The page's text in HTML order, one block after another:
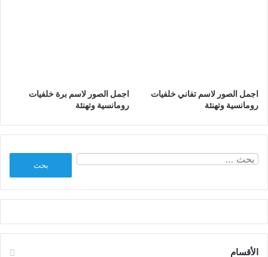
اجمل الصور لاسم تفاني خلفيات
رومانسية وتهنئة
اجمل الصور لاسم برة خلفيات
رومانسية وتهنئة
الأقسام